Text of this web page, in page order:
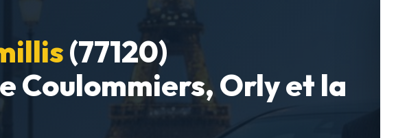
(77120)
Coulommiers, Orly et la